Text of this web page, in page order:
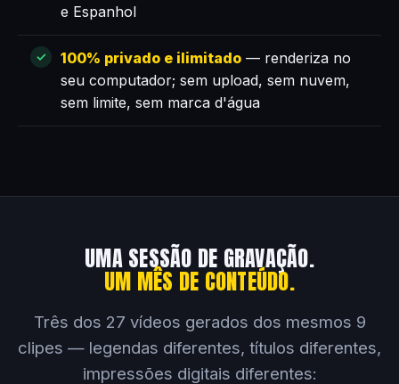
e Espanhol
100% privado e ilimitado — renderiza no
seu computador; sem upload, sem nuvem,
sem limite, sem marca d'água
UMA SESSÃO DE GRAVAÇÃO.
UM MÊS DE CONTEÚDO.
Três dos 27 vídeos gerados dos mesmos 9
clipes — legendas diferentes, títulos diferentes,
impressões digitais diferentes: